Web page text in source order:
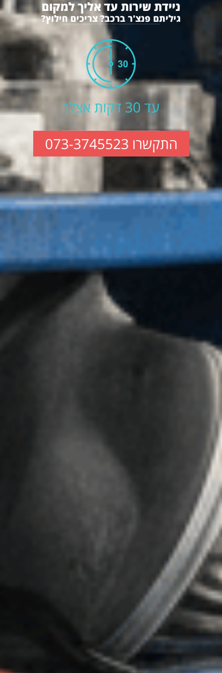
ניידת שירות עד אליך למקום
גיליתם פנצ'ר ברכב? צריכים חילוץ?
עד 30 דקות אצלך
התקשרו 073-3745523